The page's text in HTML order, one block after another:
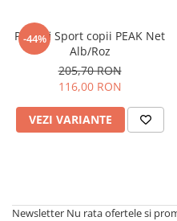
-44%
Pantofi Sport copii PEAK Net
Alb/Roz
205,70 RON
116,00 RON
VEZI VARIANTE
Newsletter Nu rata ofertele si